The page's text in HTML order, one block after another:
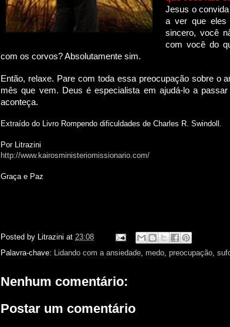
Jesus o
a ver que eles
sincero, você
com você do
com os corvos? Absolutamente sim.
Então, relaxe. Pare com toda essa preocupação sobre o
mês que vem. Deus é especialista em ajudá-lo a
aconteça.
Extraído do Livro Rompendo dificuldades de Charles R. Swindoll.
Por Litrazini
http://www.kairosministeriomissionario.com/
Graça e Paz
Posted by Litrazini at 23:08
Palavra-chave: Lidando com a ansiedade, medo, preocupação,
Nenhum comentário:
Postar um comentário